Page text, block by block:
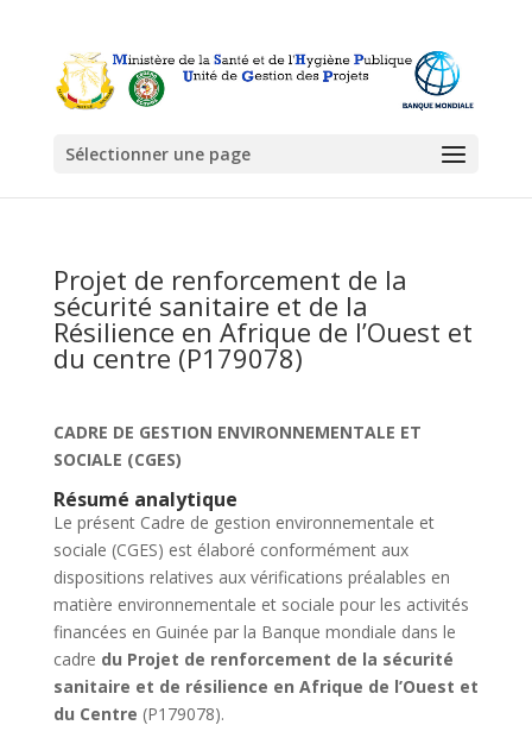
Sélectionner une page
Projet de renforcement de la
sécurité sanitaire et de la
Résilience en Afrique de l’Ouest et
du centre (P179078)
CADRE DE GESTION ENVIRONNEMENTALE ET
SOCIALE (CGES)
Résumé analytique
Le présent Cadre de gestion environnementale et
sociale (CGES) est élaboré conformément aux
dispositions relatives aux vérifications préalables en
matière environnementale et sociale pour les activités
financées en Guinée par la Banque mondiale dans le
cadre du Projet de renforcement de la sécurité
sanitaire et de résilience en Afrique de l’Ouest et
du Centre (P179078).